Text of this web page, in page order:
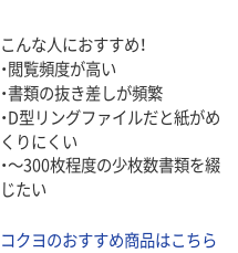
こんな人におすすめ！
・閲覧頻度が高い
・書類の抜き差しが頻繁
・D型リングファイルだと紙がめ
くりにくい
・～300枚程度の少枚数書類を綴
じたい
コクヨのおすすめ商品はこちら